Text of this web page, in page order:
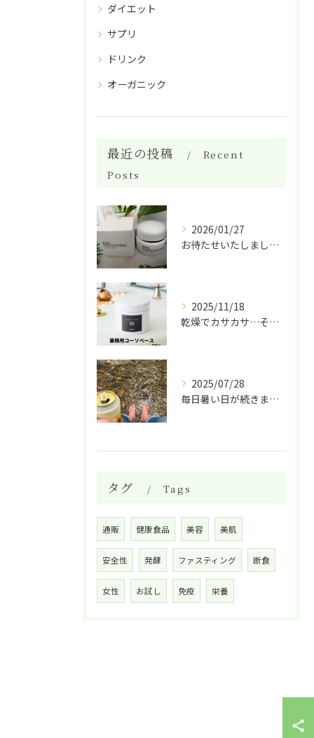
ダイエット
サプリ
ドリンク
オーガニック
最近の投稿
Recent
Posts
2026/01/27
お待たせいたしました！
2025/11/18
乾燥でカサカサ…そんな肌に救世主✨ 天然酵母と植物エキスでし...
2025/07/28
毎日暑い日が続きますね。
タグ Tags
通販 健康食品 美容 美肌
安全性 発酵 ファスティング 断食
女性 お試し 免疫 栄養